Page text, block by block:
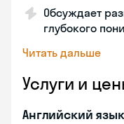
Обсуждает
глубокого
Читать дальше
Услуги и
Английский язык